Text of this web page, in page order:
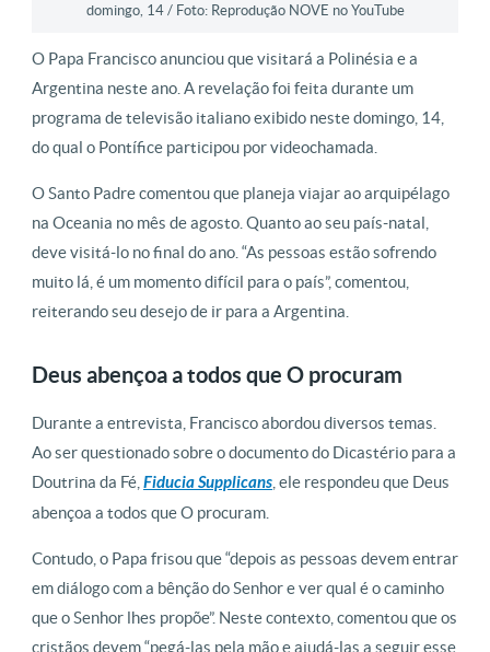
domingo, 14 / Foto: Reprodução NOVE no YouTube
O Papa Francisco anunciou que visitará a Polinésia e a
Argentina neste ano. A revelação foi feita durante um
programa de televisão italiano exibido neste domingo, 14,
do qual o Pontífice participou por videochamada.
O Santo Padre comentou que planeja viajar ao arquipélago
na Oceania no mês de agosto. Quanto ao seu país-natal,
deve visitá-lo no final do ano. “As pessoas estão sofrendo
muito lá, é um momento difícil para o país”, comentou,
reiterando seu desejo de ir para a Argentina.
Deus abençoa a todos que O procuram
Durante a entrevista, Francisco abordou diversos temas.
Ao ser questionado sobre o documento do Dicastério para a
Doutrina da Fé, Fiducia Supplicans , ele respondeu que Deus
abençoa a todos que O procuram.
Contudo, o Papa frisou que “depois as pessoas devem entrar
em diálogo com a bênção do Senhor e ver qual é o caminho
que o Senhor lhes propõe”. Neste contexto, comentou que os
cristãos devem “pegá-las pela mão e ajudá-las a seguir esse